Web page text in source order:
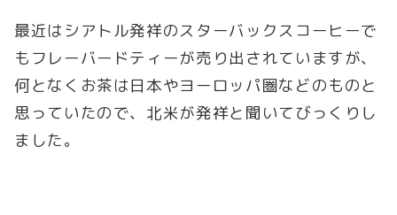
最近はシアトル発祥のスターバックスコーヒーで
もフレーバードティーが売り出されていますが、
何となくお茶は日本やヨーロッパ圏などのものと
思っていたので、北米が発祥と聞いてびっくりし
ました。